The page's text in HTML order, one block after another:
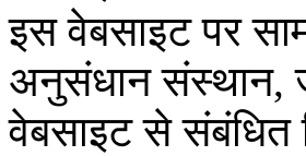
इस वेबसाइट पर
अनुसंधान संस्थान,
वेबसाइट से संबंधित